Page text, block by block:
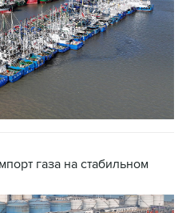
газа на стабильном